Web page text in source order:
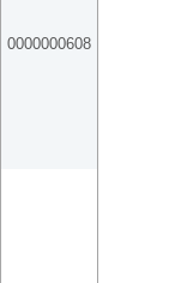
0000000608